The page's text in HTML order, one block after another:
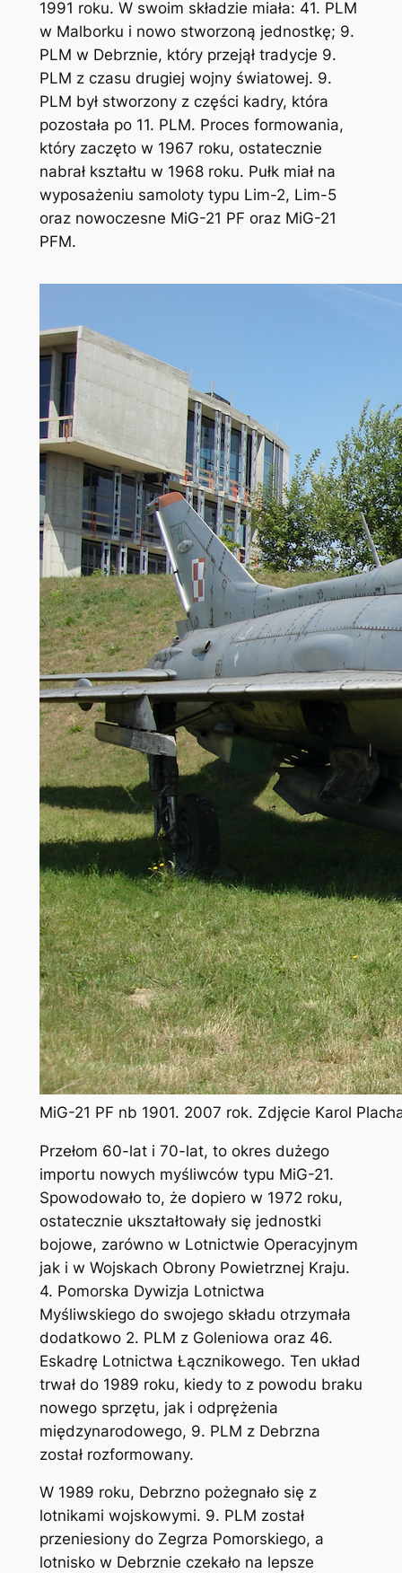
1991 roku. W swoim składzie miała: 41. PLM
w Malborku i nowo stworzoną jednostkę; 9.
PLM w Debrznie, który przejął tradycje 9.
PLM z czasu drugiej wojny światowej. 9.
PLM był stworzony z części kadry, która
pozostała po 11. PLM. Proces formowania,
który zaczęto w 1967 roku, ostatecznie
nabrał kształtu w 1968 roku. Pułk miał na
wyposażeniu samoloty typu Lim-2, Lim-5
oraz nowoczesne MiG-21 PF oraz MiG-21
PFM.
MiG-21 PF nb 1901. 2007 rok. Zdjęcie Karol
Przełom 60-lat i 70-lat, to okres dużego
importu nowych myśliwców typu MiG-21.
Spowodowało to, że dopiero w 1972 roku,
ostatecznie ukształtowały się jednostki
bojowe, zarówno w Lotnictwie Operacyjnym
jak i w Wojskach Obrony Powietrznej Kraju.
4. Pomorska Dywizja Lotnictwa
Myśliwskiego do swojego składu otrzymała
dodatkowo 2. PLM z Goleniowa oraz 46.
Eskadrę Lotnictwa Łącznikowego. Ten układ
trwał do 1989 roku, kiedy to z powodu braku
nowego sprzętu, jak i odprężenia
międzynarodowego, 9. PLM z Debrzna
został rozformowany.
W 1989 roku, Debrzno pożegnało się z
lotnikami wojskowymi. 9. PLM został
przeniesiony do Zegrza Pomorskiego, a
lotnisko w Debrznie czekało na lepsze